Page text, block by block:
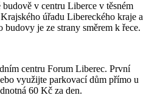
v centru Liberce v těsném
úřadu Libereckého kraje a
je ze strany směrem k řece.
centru Forum Liberec. První
využijte parkovací dům přímo u
60 Kč za den.